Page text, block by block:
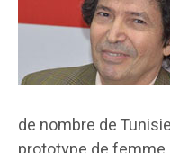
de nombre de